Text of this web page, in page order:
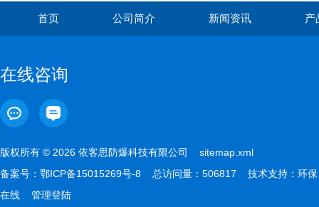
首页 公司简介 新闻资讯 产
在线咨询
版权所有 © 2026 依客思防爆科技有限公司 sitemap.xml
备案号： 鄂ICP备15015269号-8 总访问量：506817 技术支持： 环保
在线
管理登陆